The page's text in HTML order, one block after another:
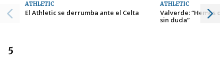
ATHLETIC
El Athletic se derrumba ante el Celta
ATHLETIC
Valverde: “Hemos
sin duda”
5